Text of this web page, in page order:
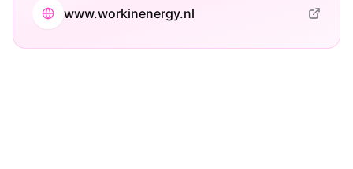
www.workinenergy.nl